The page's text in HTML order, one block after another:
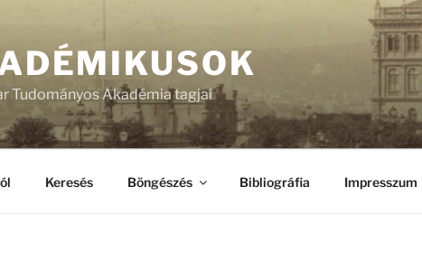
Tudományos Akadémia tagjai
Keresés Böngészés Bibliográfia Impresszum